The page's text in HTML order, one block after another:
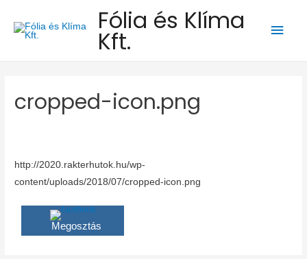
Fólia és Klíma
Kft.
Main
cropped-icon.png
http://2020.rakterhutok.hu/wp-
content/uploads/2018/07/cropped-icon.png
Megosztás